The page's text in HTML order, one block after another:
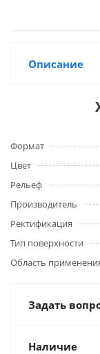
Описание
Формат
Цвет
Рельеф
Производитель
Ректификация
Тип поверхности
Область
Задать
Наличие